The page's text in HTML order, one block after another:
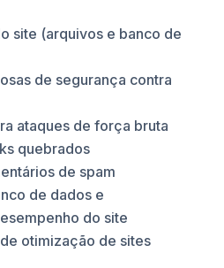
site (arquivos e banco de
de segurança contra
ataques de força bruta
quebrados
de spam
de dados e
do site
otimização de sites